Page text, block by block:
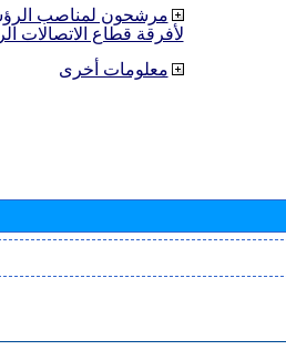
مرشحون لمناصب
لأفرقة قطاع الاتصالات
معلومات أخرى